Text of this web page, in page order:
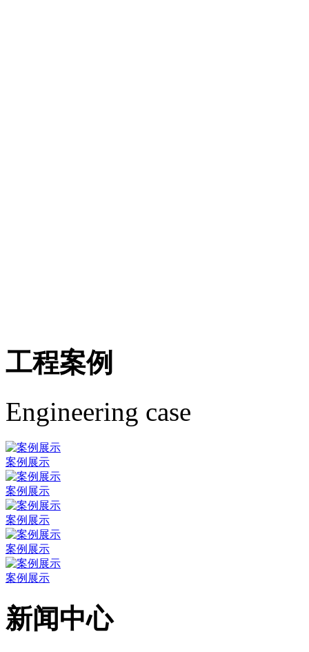
工程案例
Engineering case
案例展示
案例展示
案例展示
案例展示
案例展示
新闻中心